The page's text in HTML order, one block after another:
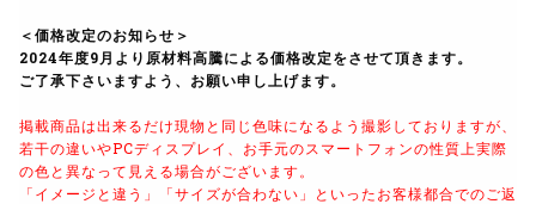
＜価格改定のお知らせ＞
2024年度9月より原材料高騰による価格改定をさせて頂きます。
ご了承下さいますよう、お願い申し上げます。
掲載商品は出来るだけ現物と同じ色味になるよう 撮影しておりますが、
若干の違いやPCディスプレイ、 お手元のスマートフォンの性質上実際
の色と異なって見える場合がございます。
「イメージと違う」「サイズが合わない」といったお客様都合でのご返